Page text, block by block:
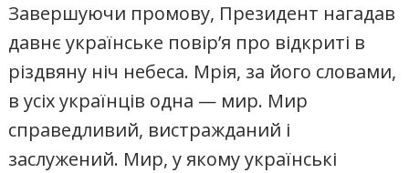
Завершуючи промову, Президент нагадав
давнє українське повір’я про відкриті в
різдвяну ніч небеса. Мрія, за його словами,
в усіх українців одна — мир. Мир
справедливий, вистражданий і
заслужений. Мир, у якому українські